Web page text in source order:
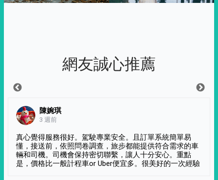
網友誠心推薦
陳婉琪
3 週前
真心覺得服務很好。駕駛專業安全。且訂單系統簡單易
懂，接送前，依照問卷調查，旅步都能提供符合需求的車
輛和司機。司機會保持密切聯繫，讓人十分安心。重點
是，價格比一般計程車or Uber便宜多。很美好的一次經驗